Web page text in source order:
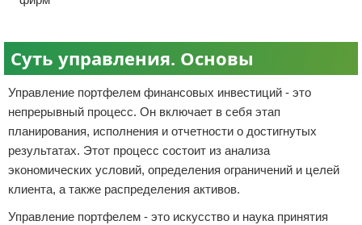
Суть управления. Основы
Управление портфелем финансовых инвестиций - это
непрерывный процесс. Он включает в себя этап
планирования, исполнения и отчетности о достигнутых
результатах. Этот процесс состоит из анализа
экономических условий, определения ограничений и целей
клиента, а также распределения активов.
Управление портфелем - это искусство и наука принятия